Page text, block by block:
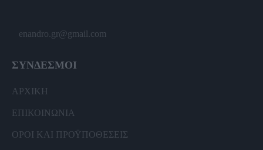
enandro.gr@gmail.com
ΣΥΝΔΕΣΜΟΙ
ΑΡΧΙΚΗ
ΕΠΙΚΟΙΝΩΝΙΑ
ΟΡΟΙ ΚΑΙ ΠΡΟΫΠΟΘΕΣΕΙΣ